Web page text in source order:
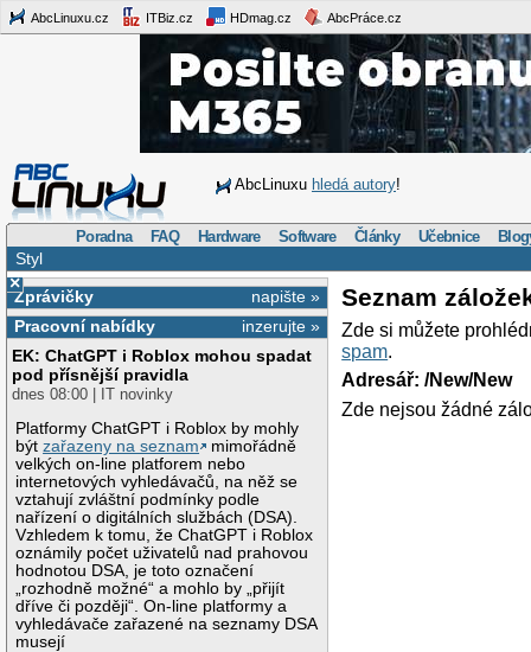
AbcLinuxu.cz ITBiz.cz HDmag.cz AbcPráce.cz
AbcLinuxu hledá autory!
Poradna FAQ Hardware Software Články Učebnice
Styl
×
napište »
Zprávičky
inzerujte »
Pracovní nabídky
EK: ChatGPT i Roblox mohou spadat
pod přísnější pravidla
dnes 08:00 | IT novinky
Platformy ChatGPT i Roblox by mohly
býtzařazeny na seznam
mimořádně
velkých on-line platforem nebo
internetových vyhledávačů, na něž se
vztahují zvláštní podmínky podle
nařízení o digitálních službách (DSA).
Vzhledem k tomu, že ChatGPT i Roblox
oznámily počet uživatelů nad prahovou
hodnotou DSA, je toto označení
„rozhodně možné“ a mohlo by „přijít
dříve či později“. On-line platformy a
vyhledávače zařazené na seznamy DSA
musejí
Seznam
Zde si můžete
spam.
Adresář: /New/New
Zde nejsou žádné